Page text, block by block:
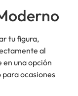
tu figura,
al
una opción
ocasiones